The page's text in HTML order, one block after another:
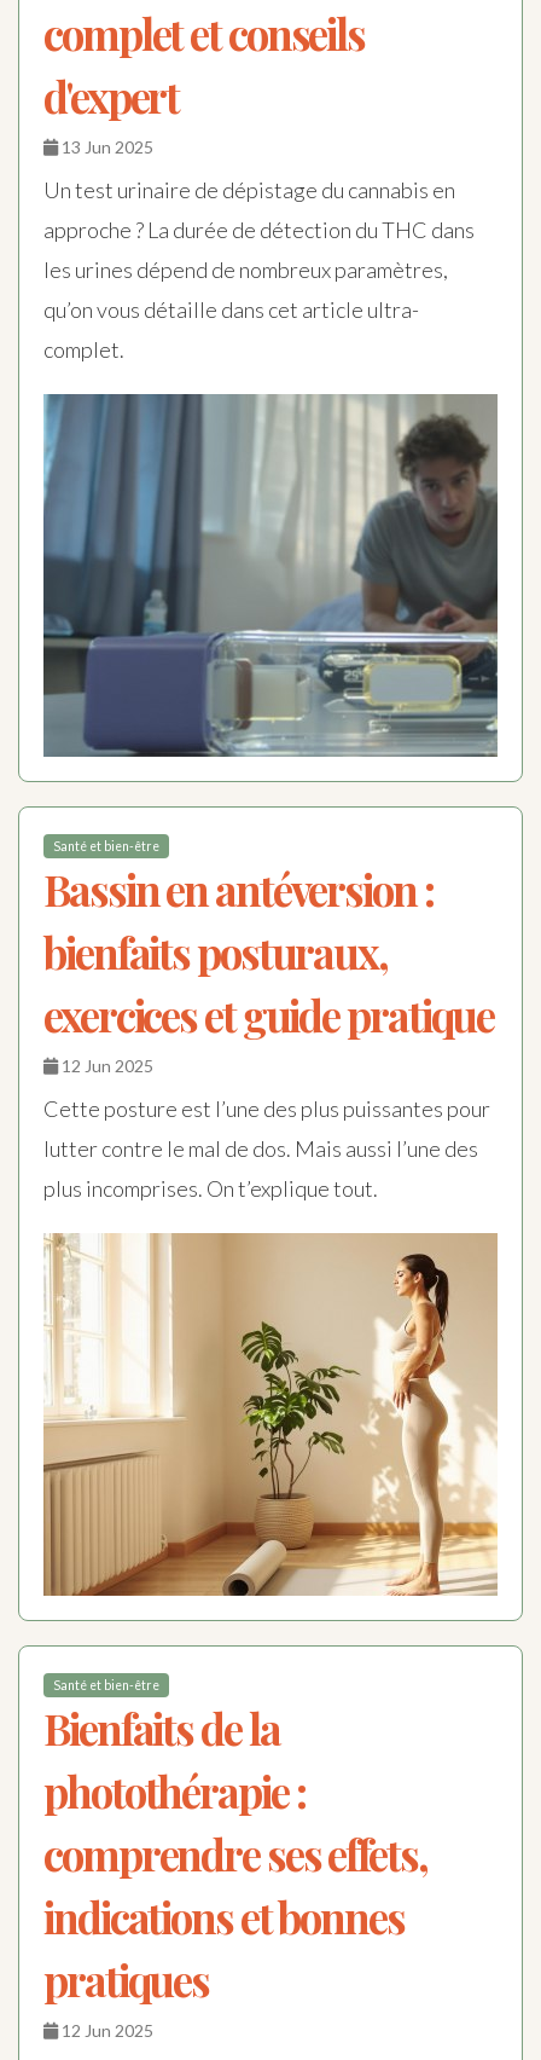
complet et conseils
d'expert
13 Jun 2025
Un test urinaire de dépistage du cannabis en
approche ? La durée de détection du THC dans
les urines dépend de nombreux paramètres,
qu’on vous détaille dans cet article ultra-
complet.
Santé et bien-être
Bassin en antéversion :
bienfaits posturaux,
exercices et guide pratique
12 Jun 2025
Cette posture est l’une des plus puissantes pour
lutter contre le mal de dos. Mais aussi l’une des
plus incomprises. On t’explique tout.
Santé et bien-être
Bienfaits de la
photothérapie :
comprendre ses effets,
indications et bonnes
pratiques
12 Jun 2025